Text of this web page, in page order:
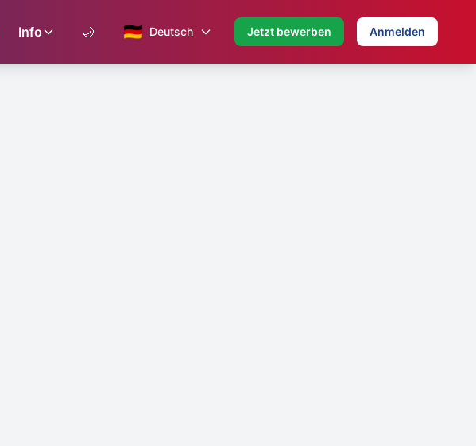
Info 🌙 🇩🇪 Deutsch Jetzt bewerben Anmelden